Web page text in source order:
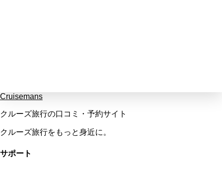
Cruisemans
クルーズ旅行の口コミ・予約サイト
クルーズ旅行をもっと身近に。
サポート